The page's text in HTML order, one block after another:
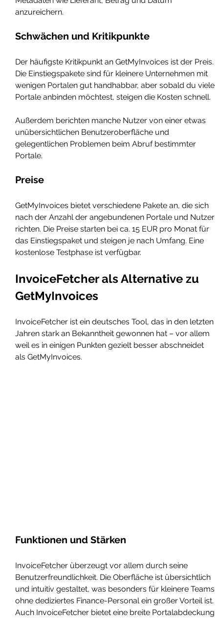
anzureichern.
Schwächen und Kritikpunkte
Der häufigste Kritikpunkt an GetMyInvoices ist der Preis.
Die Einstiegspakete sind für kleinere Unternehmen mit
wenigen Portalen gut handhabbar, aber sobald du viele
Portale anbinden möchtest, steigen die Kosten schnell.
Außerdem berichten manche Nutzer von einer etwas
unübersichtlichen Benutzeroberfläche und
gelegentlichen Problemen beim Abruf bestimmter
Portale.
Preise
GetMyInvoices bietet verschiedene Pakete an, die sich
nach der Anzahl der angebundenen Portale und Nutzer
richten. Die Preise starten bei ca. 15 EUR pro Monat für
das Einstiegspaket und steigen je nach Umfang. Eine
kostenlose Testphase ist verfügbar.
InvoiceFetcher als Alternative zu
GetMyInvoices
InvoiceFetcher ist ein deutsches Tool, das in den letzten
Jahren stark an Bekanntheit gewonnen hat – vor allem
weil es in einigen Punkten gezielt besser abschneidet
als GetMyInvoices.
Funktionen und Stärken
InvoiceFetcher überzeugt vor allem durch seine
Benutzerfreundlichkeit. Die Oberfläche ist übersichtlich
und intuitiv gestaltet, was besonders für kleinere Teams
ohne dediziertes Finance-Personal ein großer Vorteil ist.
Auch InvoiceFetcher bietet eine breite Portalabdeckung